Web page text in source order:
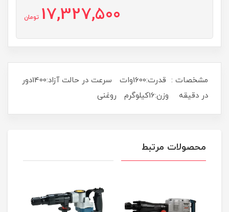
17,327,500 تومان
مشخصات : قدرت:1600وات سرعت در حالت آزاد:1400دور
در دقیقه وزن:16کیلوگرم روغنی
محصولات مرتبط